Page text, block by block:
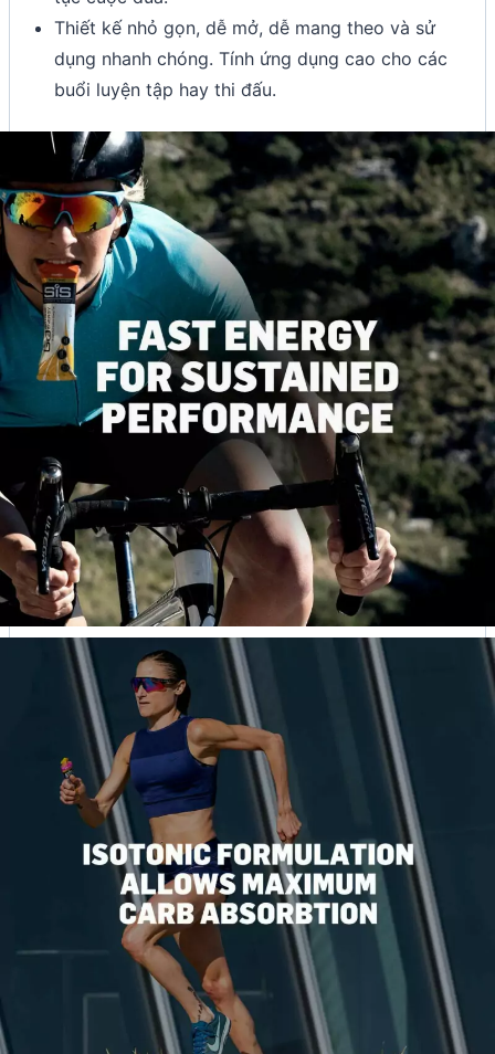
Thiết kế nhỏ gọn, dễ mở, dễ mang theo và sử
dụng nhanh chóng. Tính ứng dụng cao cho các
buổi luyện tập hay thi đấu.